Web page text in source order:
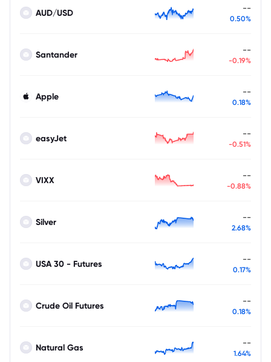
AUD/USD --
0.50%
Santander --
-0.19%
Apple --
0.18%
easyJet --
-0.51%
VIXX --
-0.88%
Silver --
2.68%
USA 30 - Futures --
0.17%
Crude Oil Futures --
0.18%
Natural Gas --
1.64%